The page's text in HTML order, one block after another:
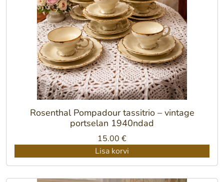
Rosenthal Pompadour tassitrio – vintage
portselan 1940ndad
15.00 €
Lisa korvi